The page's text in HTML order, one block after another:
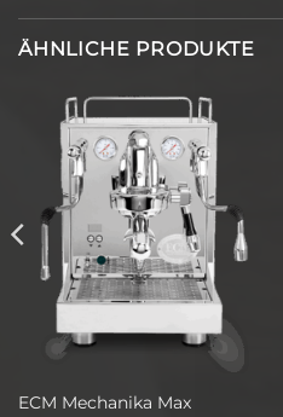
ÄHNLICHE PRODUKTE
ECM Mechanika Max